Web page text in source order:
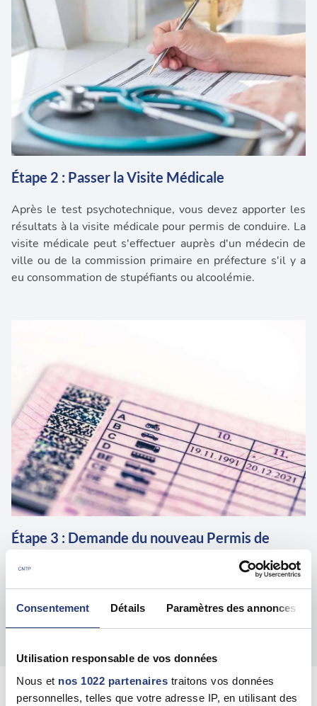
Consentement Détails Paramètres des annonces
Utilisation responsable de vos données
Nous et nos 1022 partenaires traitons vos données
personnelles, telles que votre adresse IP, en utilisant des
Étape 2 : Passer la Visite Médicale
Après le test psychotechnique, vous devez apporter les
résultats à la visite médicale pour permis de conduire. La
visite médicale peut s'effectuer auprès d'un médecin de
ville ou de la commission primaire en préfecture s'il y a
eu consommation de stupéfiants ou alcoolémie.
Étape 3 : Demande du nouveau Permis de
Effectuer la demande sur le site de l'ANTS. Vous devrez
intégrer à votre demande, tous les documents liés à la
récupération du permis.